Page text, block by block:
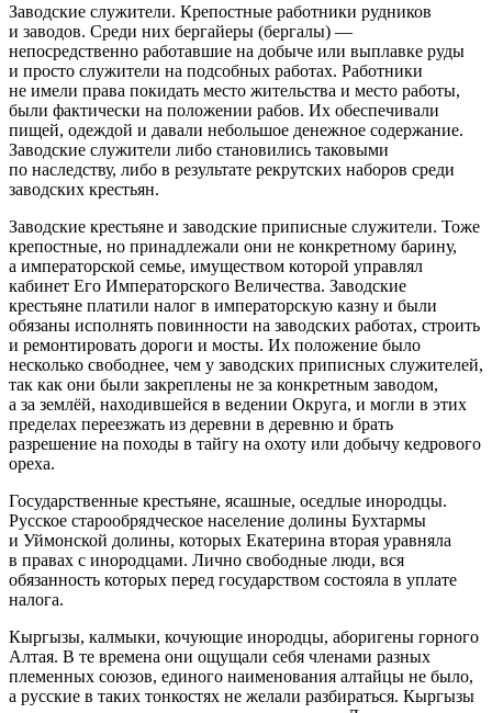
Заводские служители. Крепостные работники рудников
и заводов. Среди них бергайеры (бергалы) —
непосредственно работавшие на добыче или выплавке руды
и просто служители на подсобных работах. Работники
не имели права покидать место жительства и место работы,
были фактически на положении рабов. Их обеспечивали
пищей, одеждой и давали небольшое денежное содержание.
Заводские служители либо становились таковыми
по наследству, либо в результате рекрутских наборов среди
заводских крестьян.
Заводские крестьяне и заводские приписные служители. Тоже
крепостные, но принадлежали они не конкретному барину,
а императорской семье, имуществом которой управлял
кабинет Его Императорского Величества. Заводские
крестьяне платили налог в императорскую казну и были
обязаны исполнять повинности на заводских работах, строить
и ремонтировать дороги и мосты. Их положение было
несколько свободнее, чем у заводских приписных служителей,
так как они были закреплены не за конкретным заводом,
а за землёй, находившейся в ведении Округа, и могли в этих
пределах переезжать из деревни в деревню и брать
разрешение на походы в тайгу на охоту или добычу кедрового
ореха.
Государственные крестьяне, ясашные, оседлые инородцы.
Русское старообрядческое население долины Бухтармы
и Уймонской долины, которых Екатерина вторая уравняла
в правах с инородцами. Лично свободные люди, вся
обязанность которых перед государством состояла в уплате
налога.
Кыргызы, калмыки, кочующие инородцы, аборигены горного
Алтая. В те времена они ощущали себя членами разных
племенных союзов, единого наименования алтайцы не было,
а русские в таких тонкостях не желали разбираться. Кыргызы